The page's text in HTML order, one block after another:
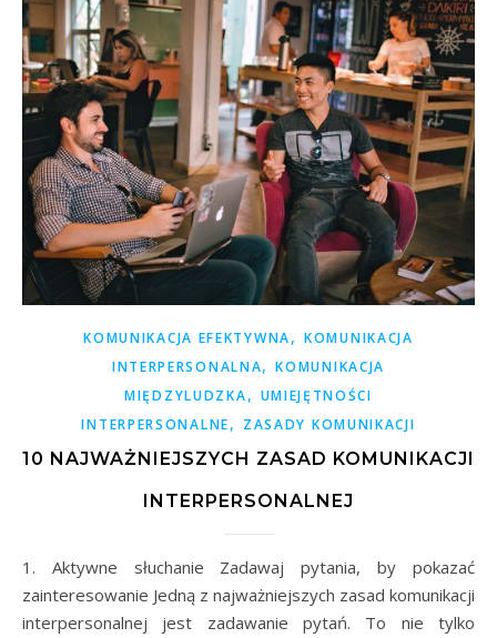
KOMUNIKACJA EFEKTYWNA, KOMUNIKACJA
INTERPERSONALNA,KOMUNIKACJA
MIĘDZYLUDZKA, UMIEJĘTNOŚCI
INTERPERSONALNE, ZASADY KOMUNIKACJI
10 NAJWAŻNIEJSZYCH ZASAD KOMUNIKACJI
INTERPERSONALNEJ
1. Aktywne słuchanie Zadawaj pytania, by pokazać
zainteresowanie Jedną z najważniejszych zasad komunikacji
interpersonalnej jest zadawanie pytań. To nie tylko